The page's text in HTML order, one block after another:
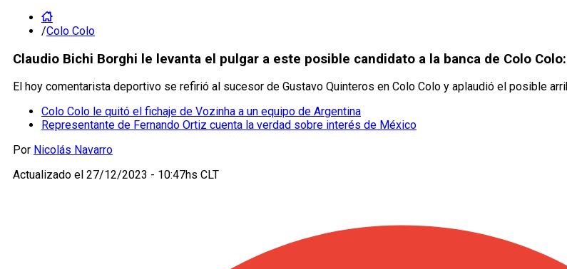
/Colo Colo
Claudio Bichi Borghi le levanta el pulgar a este posible candidato a la banca de Colo
El hoy comentarista deportivo se refirió al sucesor de Gustavo Quinteros en Colo Colo y aplaudió el posible
Colo Colo le quitó el fichaje de Vozinha a un equipo de Argentina
Representante de Fernando Ortiz cuenta la verdad sobre interés de México
Por Nicolás Navarro
Actualizado el 27/12/2023 - 10:47hs CLT